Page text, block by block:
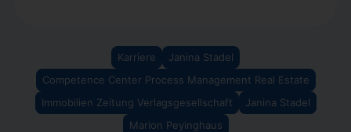
Karriere
Janina Stadel
Competence Center Process Management Real Estate
Immobilien Zeitung Verlagsgesellschaft
Janina Stadel
Marion Peyinghaus